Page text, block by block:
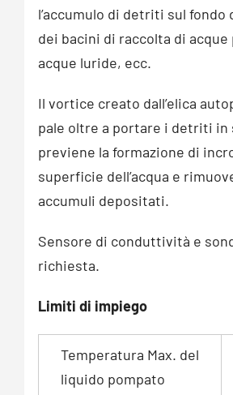
l’accumulo di detriti sul fondo
dei bacini di raccolta di acque
acque luride, ecc.
Il vortice creato dall’elica
pale oltre a portare i detriti in
previene la formazione di
superficie dell’acqua e
accumuli depositati.
Sensore di conduttività e
richiesta.
Limiti di impiego
Temperatura Max. del
liquido pompato